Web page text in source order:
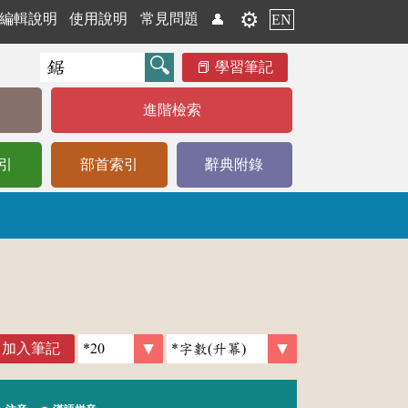
編輯說明 使用說明 常見問題 👤 ⚙️ EN
學習筆記
進階檢索
部首索引 辭典附錄
加入筆記